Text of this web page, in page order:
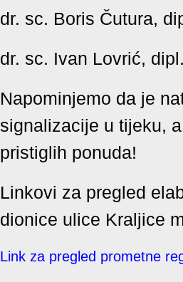
dr. sc. Boris Čutura,
dr. sc. Ivan Lovrić,
Napominjemo da je
signalizacije u tijeku,
pristiglih ponuda!
Linkovi za pregled
dionice ulice Kraljice
Link za pregled prometne